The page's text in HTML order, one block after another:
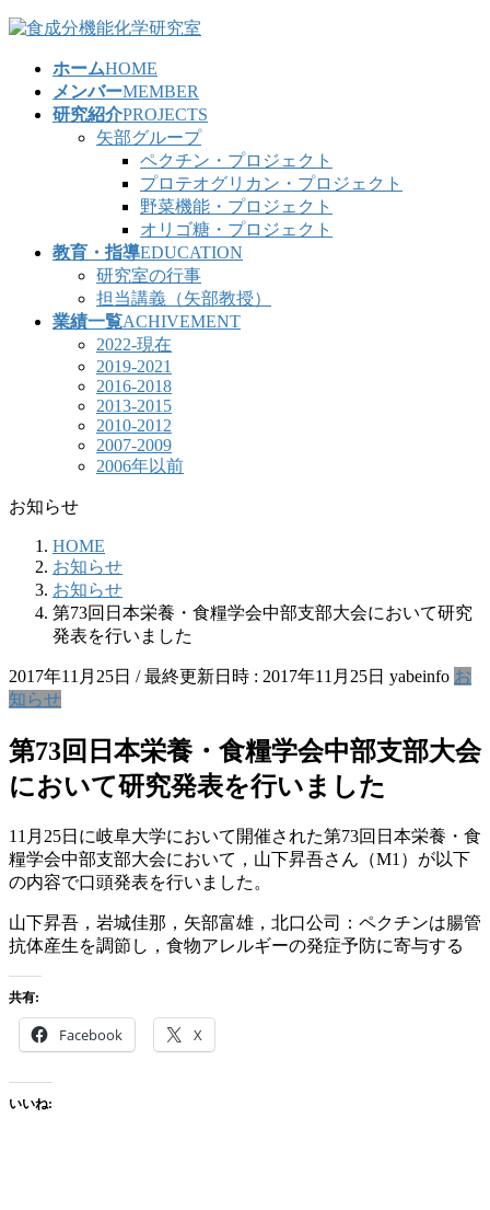
コ
ナ
ホームHOME
メンバーMEMBER
研究紹介PROJECTS
矢部グループ
ペクチン・プロジェクト
プロテオグリカン・プロジェクト
野菜機能・プロジェクト
オリゴ糖・プロジェクト
教育・指導EDUCATION
研究室の行事
担当講義（矢部教授）
業績一覧ACHIVEMENT
2022-現在
2019-2021
2016-2018
2013-2015
2010-2012
2007-2009
2006年以前
お知らせ
HOME
お知らせ
お知らせ
第73回日本栄養・食糧学会中部支部大会において研究
発表を行いました
2017年11月25日 / 最終更新日時 : 2017年11月25日 yabeinfo お
知らせ
第73回日本栄養・食糧学会中部支部大会
において研究発表を行いました
11月25日に岐阜大学において開催された第73回日本栄養・食
糧学会中部支部大会において，山下昇吾さん（M1）が以下
の内容で口頭発表を行いました。
山下昇吾，岩城佳那，矢部富雄，北口公司：ペクチンは腸管
抗体産生を調節し，食物アレルギーの発症予防に寄与する
共有:
Facebook X
いいね: